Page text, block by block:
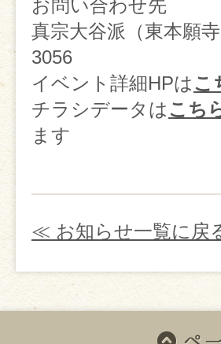
お問い合わせ先
真宗大谷派（東本願
3056
イベント詳細HPはこ
チラシデータはこち
ます
≪ お知らせ一覧に戻